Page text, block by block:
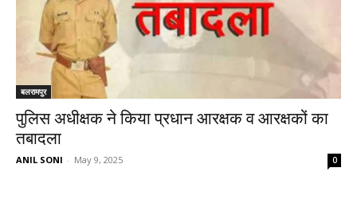
बलरामपुर
पुलिस अधीक्षक ने किया प्रधान आरक्षक व आरक्षकों का
तबादला
ANIL SONI - May 9, 2025 0